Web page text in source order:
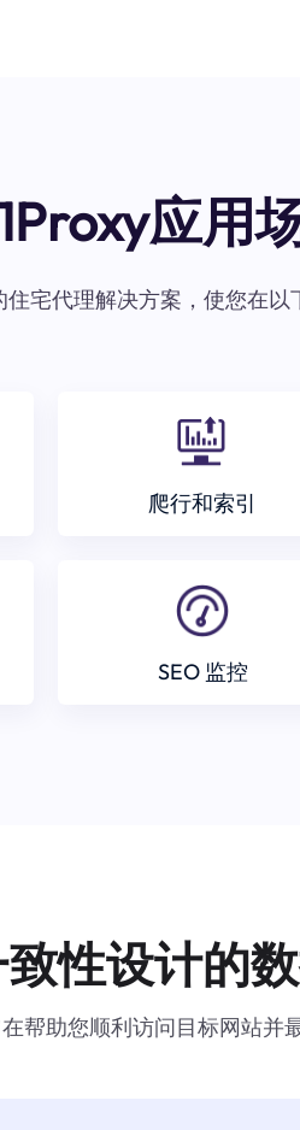
应用
住宅代理解决方案，使您在
爬行和索引
SEO 监控
性设计的
帮助您顺利访问目标网站并